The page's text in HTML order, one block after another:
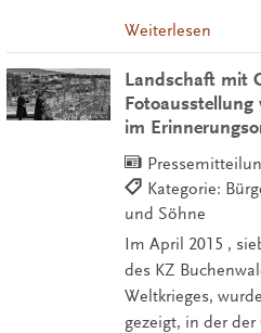
Weiterlesen
Landschaft mit
Fotoausstellung
im
Kategorie:
und Söhne
Im April 2015 ,
des KZ
Weltkrieges,
gezeigt, in der